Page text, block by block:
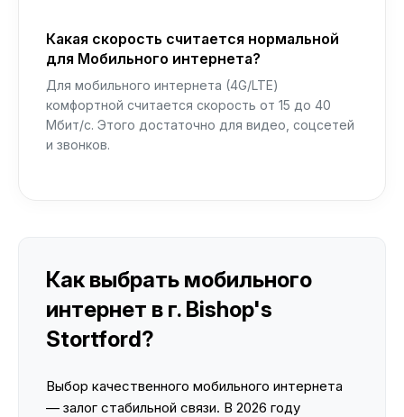
Какая скорость считается нормальной
для Мобильного интернета?
Для мобильного интернета (4G/LTE)
комфортной считается скорость от 15 до 40
Мбит/с. Этого достаточно для видео, соцсетей
и звонков.
Как выбрать мобильного
интернет в г. Bishop's
Stortford?
Выбор качественного мобильного интернета
— залог стабильной связи. В 2026 году